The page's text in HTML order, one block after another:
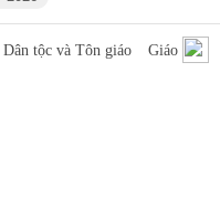
Dân tộc và Tôn giáo Giáo dục